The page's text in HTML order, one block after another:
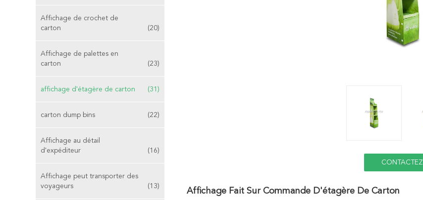
Affichage de crochet de
carton
(20)
Affichage de palettes en
carton
(23)
affichage d'étagère de carton (31)
carton dump bins (22)
Affichage au détail
d'expéditeur
(16)
Affichage peut transporter des
voyageurs
(13)
CONTACTEZ
Affichage Fait Sur Commande D'étagère De Carton